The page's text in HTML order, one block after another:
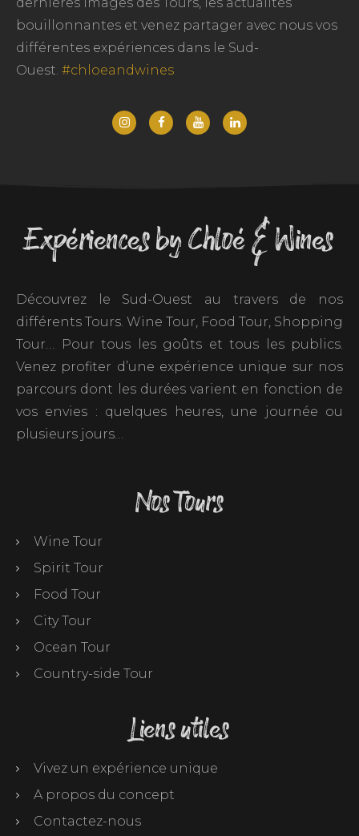
bouillonnantes et venez partager avec nous vos
différentes expériences dans le Sud-
Ouest. #chloeandwines
Expériences by Chloé & Wines
Découvrez le Sud-Ouest au travers de nos
différents Tours. Wine Tour, Food Tour, Shopping
Tour… Pour tous les goûts et tous les publics.
Venez profiter d’une expérience unique sur nos
parcours dont les durées varient en fonction de
vos envies : quelques heures, une journée ou
plusieurs jours…
Nos Tours
Wine Tour
Spirit Tour
Food Tour
City Tour
Ocean Tour
Country-side Tour
Liens utiles
Vivez un expérience unique
A propos du concept
Contactez-nous